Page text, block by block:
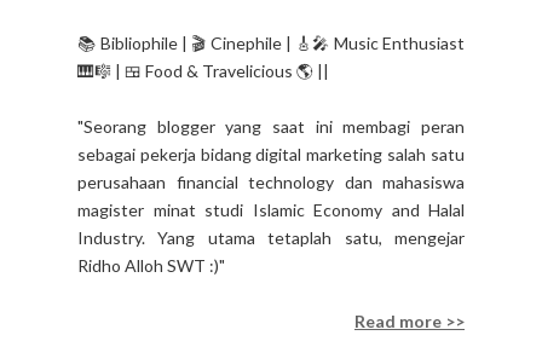
📚 Bibliophile | 🎬 Cinephile | 🎸🎤 Music Enthusiast
🎹🎼 | 🍱 Food & Travelicious 🌎 ||
"Seorang blogger yang saat ini membagi peran
sebagai pekerja bidang digital marketing salah satu
perusahaan financial technology dan mahasiswa
magister minat studi Islamic Economy and Halal
Industry. Yang utama tetaplah satu, mengejar
Ridho Alloh SWT :)"
Read more >>